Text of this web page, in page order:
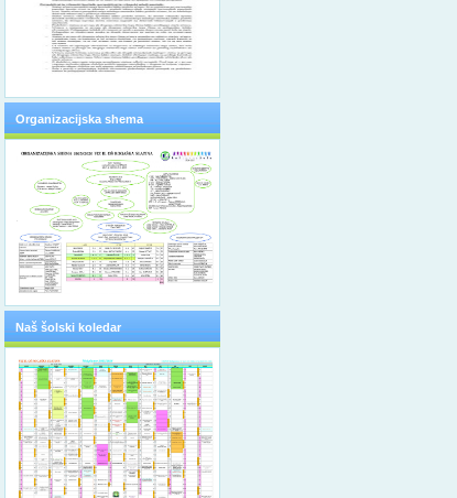
Organizacijska shema
Naš šolski koledar